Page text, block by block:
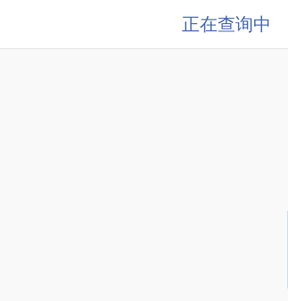
正在查询中